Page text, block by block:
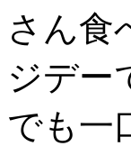
さん食
ジデー
でも一